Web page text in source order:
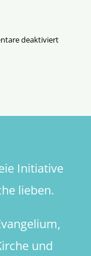
deaktiviertfür
Initiative
lieben.
und